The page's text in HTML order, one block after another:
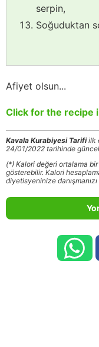
serpin,
Soğuduktan
Afiyet olsun...
Click for the recipe
Kavala Kurabiyesi Tarifiilk
24/01/2022 tarihinde
(*) Kalori değeri ortalama
gösterebilir. Kalori
diyetisyeninize